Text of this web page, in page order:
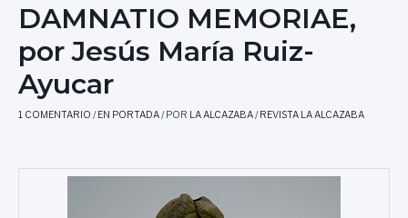
DAMNATIO MEMORIAE,
por Jesús María Ruiz-
Ayucar
1 COMENTARIO /EN PORTADA/ POR LA ALCAZABA/REVISTA LA ALCAZABA